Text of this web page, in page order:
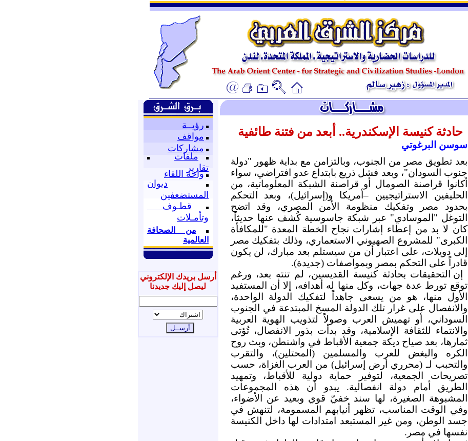
ـ
ـ
رؤيــة
مواقف
مشاركات
ملفات
تقارير
واحة اللقاء
ديوان
المستضعفين
قطـوف
وتأمـلات
من الصحافة
العالمية
أرسل بريدك الإلكتروني
ليصل إليك جديدنا
حادثة كنيسة الإسكندرية.. أبعد من فتنة طائفية
سوسن البرغوتي
بعد تطويق مصر من الجنوب، وبالتزامن مع بداية ظهور "دولة
جنوب السودان"، وبعد فشل ذريع بابتداع عدو افتراضي، سواء
أكانوا قراصنة الصومال أو قراصنة الشبكة المعلوماتية، من
الحليفين الاستراتيجيين –أمريكا و(إسرائيل)، وبعد التحكم
بحدود مصر وتفكيك منظومة الأمن المصري، وقد اتضح
التوغل "الموسادي" عبر شبكة جاسوسية كُشف عنها حديثاً،
كان لا بد من إعطاء إشارات نجاح الخطة المعدة "للمكافأة
الكبرى" للمشروع الصهيوني الاستعماري، وذلك بتفكيك مصر
إلى دويلات، على اعتبار أن من سيستلم بعد مبارك، لن يكون
قادراً على التحكم بمصر وبمواصفات (جديدة).
إن التحقيقات بحادثة كنيسة القديسين، لم تنته بعد، ورغم
توقع تورط عدة جهات، وكل منها له أهدافه، إلا أن المستفيد
الأول منها، هو من يسعى جاهداً لتفكيك الدولة الواحدة،
والانفصال على غرار تلك الدولة المسخ المبتدعة في الجنوب
السوداني، أو تهميش العرب وصولاً لتذويب الهوية العربية
والانتماء للثقافة الإسلامية، وقد بدأت بذور الانفصال، تُؤتى
ثمارها، بعد صياح ديكة جمعية الأقباط في واشنطن، وبث روح
الكره والبغض للعرب والمسلمين (المحتلين)، والتقرب
والتحبب لـ (محرري أرض إسرائيل) من العرب الغزاة، حسب
تصريحات الجمعية، لتوفير حماية دولية للأقباط، وتمهيد
الطريق أمام دولة انفصالية. يبدو أن هذه المجموعات
المشبوهة الصغيرة، لها سند خفيّ قوي وبعيد عن الأضواء،
وفي الوقت المناسب، تظهر أنيابهم المسمومة، لتنهش في
جسد الوطن، ومن غير المستبعد امتدادات لها داخل الكنيسة
نفسها في مصر.